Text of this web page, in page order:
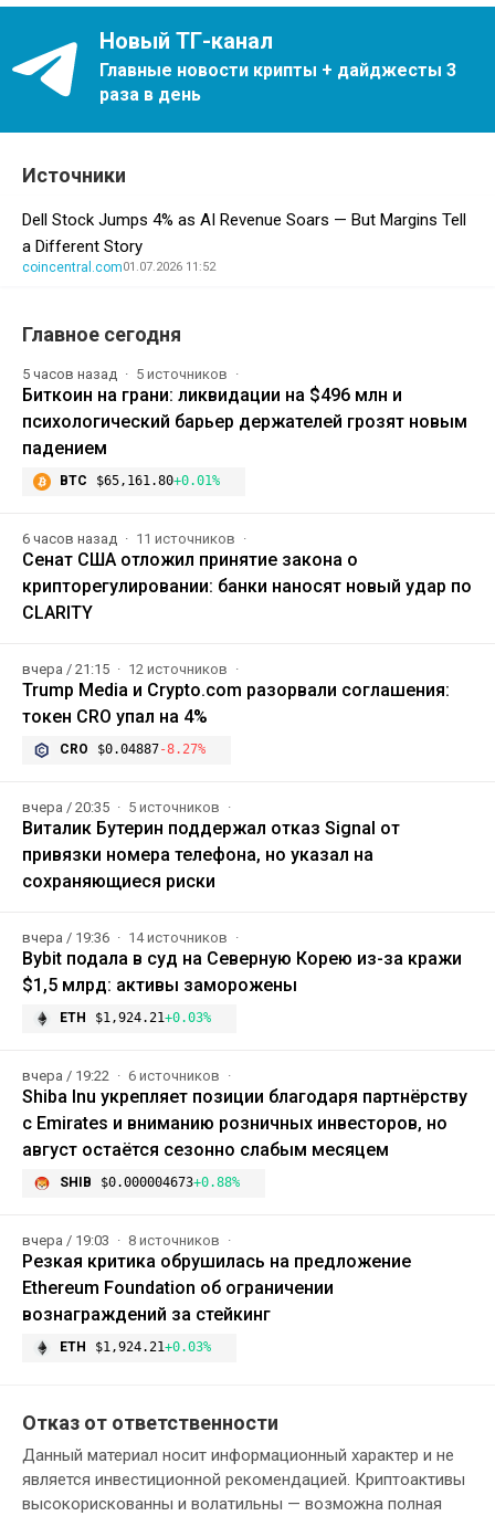
Новый ТГ-канал
Главные новости крипты + дайджесты 3
раза в день
Источники
Dell Stock Jumps 4% as AI Revenue Soars — But Margins Tell
a Different Story
coincentral.com01.07.2026 11:52
Главное сегодня
5 часов назад 5 источников
Биткоин на грани: ликвидации на $496 млн и
психологический барьер держателей грозят новым
падением
BTC $65,161.80+0.01%
6 часов назад 11 источников
Сенат США отложил принятие закона о
крипторегулировании: банки наносят новый удар по
CLARITY
вчера / 21:15 12 источников
Trump Media и Crypto.com разорвали соглашения:
токен CRO упал на 4%
CRO $0.04887-8.27%
вчера / 20:35 5 источников
Виталик Бутерин поддержал отказ Signal от
привязки номера телефона, но указал на
сохраняющиеся риски
вчера / 19:36 14 источников
Bybit подала в суд на Северную Корею из-за кражи
$1,5 млрд: активы заморожены
ETH $1,924.21+0.03%
вчера / 19:22 6 источников
Shiba Inu укрепляет позиции благодаря партнёрству
с Emirates и вниманию розничных инвесторов, но
август остаётся сезонно слабым месяцем
SHIB $0.000004673+0.88%
вчера / 19:03 8 источников
Резкая критика обрушилась на предложение
Ethereum Foundation об ограничении
вознаграждений за стейкинг
ETH $1,924.21+0.03%
Отказ от ответственности
Данный материал носит информационный характер и не
является инвестиционной рекомендацией. Криптоактивы
высокорискованны и волатильны — возможна полная